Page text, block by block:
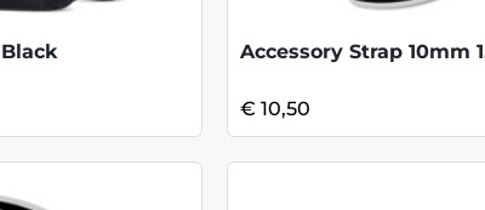
Accessory Strap 10mm
€ 10,50